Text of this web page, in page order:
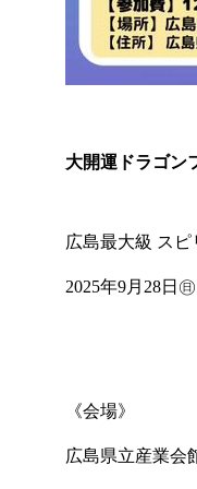
大開運ドラゴン
広島最大級 スピ
2025年9月28日
《会場》
広島県立産業会